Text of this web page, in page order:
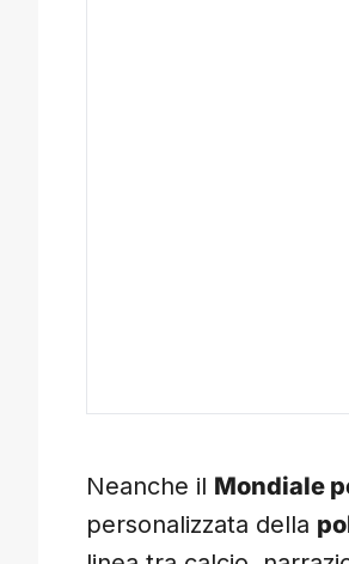
Neanche il Mondiale
personalizzata della